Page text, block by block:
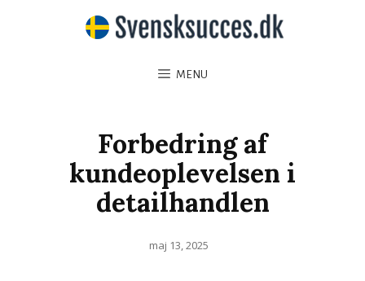
MENU
Forbedring af
kundeoplevelsen i
detailhandlen
Posted
maj 13, 2025